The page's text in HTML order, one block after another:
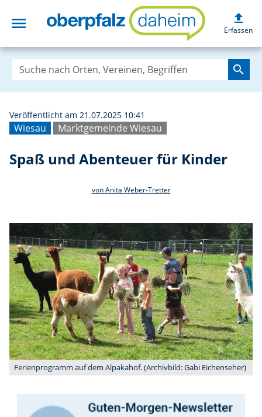
menu Spaß und
upload
Erfassen
search
Wiesau Marktgemeinde Wiesau
Veröffentlicht am 21.07.2025 10:41
Spaß und Abenteuer für Kinder
von Anita Weber-Tretter
Ferienprogramm auf dem Alpakahof. (Archivbild: Gabi Eichenseher)